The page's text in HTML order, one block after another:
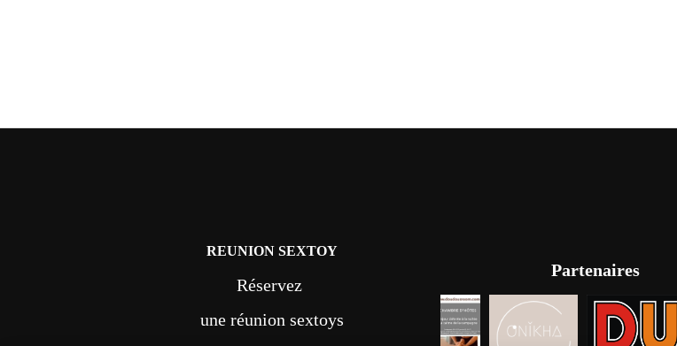
REUNION SEXTOY
Réservez
une réunion sextoys
Partenaires